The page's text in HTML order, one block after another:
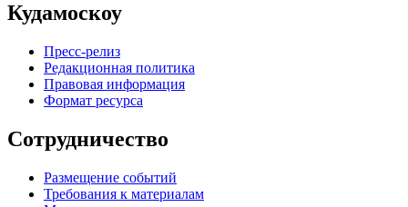
Кудамоскоу
Пресс-релиз
Редакционная политика
Правовая информация
Формат ресурса
Сотрудничество
Размещение событий
Требования к материалам